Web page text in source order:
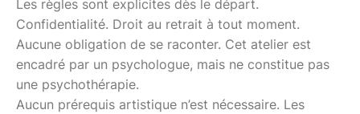
Les règles sont explicites dès le départ.
Confidentialité. Droit au retrait à tout moment.
Aucune obligation de se raconter. Cet atelier est
encadré par un psychologue, mais ne constitue pas
une psychothérapie.
Aucun prérequis artistique n’est nécessaire. Les